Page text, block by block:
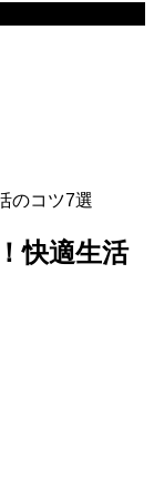
のコツ7選
快適生活